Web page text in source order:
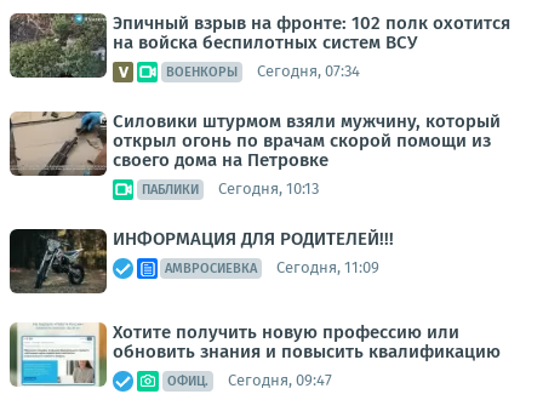
Эпичный взрыв на фронте: 102 полк охотится
на войска беспилотных систем ВСУ
ВОЕНКОРЫ Сегодня, 07:34
Силовики штурмом взяли мужчину, который
открыл огонь по врачам скорой помощи из
своего дома на Петровке
ПАБЛИКИ Сегодня, 10:13
ИНФОРМАЦИЯ ДЛЯ РОДИТЕЛЕЙ!!!
АМВРОСИЕВКА Сегодня, 11:09
Хотите получить новую профессию или
обновить знания и повысить квалификацию
ОФИЦ. Сегодня, 09:47